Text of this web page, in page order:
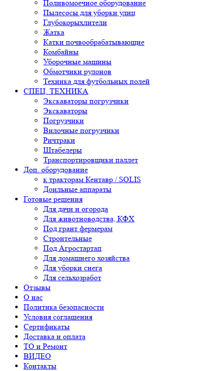
Поливомоечное оборудование
Пылесосы для уборки улиц
Глубокорыхлители
Жатка
Катки почвообрабатывающие
Комбайны
Уборочные машины
Обмотчики рулонов
Техника для футбольных полей
СПЕЦ. ТЕХНИКА
Экскаваторы погрузчики
Экскаваторы
Погрузчики
Вилочные погрузчики
Ричтраки
Штабелеры
Транспортировщики паллет
Доп. оборудование
к тракторам Кентавр / SOLIS
Доильные аппараты
Готовые решения
Для дачи и огорода
Для животноводства, КФХ
Под грант фермерам
Строительные
Под Агростартап
Для домашнего хозяйства
Для уборки снега
Для сельхозработ
Отзывы
О нас
Политика безопасности
Условия соглашения
Сертификаты
Доставка и оплата
ТО и Ремонт
ВИДЕО
Контакты